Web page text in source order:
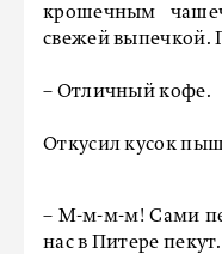
крошечным
свежей выпечкой.
– Отличный кофе.
Откусил кусок
– М-м-м-м! Сами
нас в Питере пекут.